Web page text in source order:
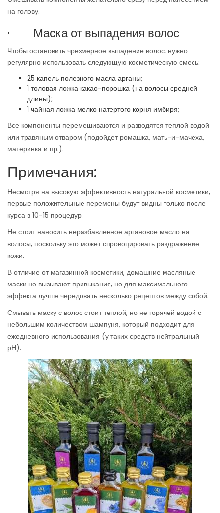
на голову.
· Маска от выпадения волос
Чтобы остановить чрезмерное выпадение волос, нужно
регулярно использовать следующую косметическую смесь:
25 капель полезного масла арганы;
1 толовая ложка какао-порошка (на волосы средней
длины);
1 чайная ложка мелко натертого корня имбиря;
Все компоненты перемешиваются и разводятся теплой водой
или травяным отваром (подойдет ромашка, мать-и-мачеха,
материнка и пр.).
Примечания:
Несмотря на высокую эффективность натуральной косметики,
первые положительные перемены будут видны только после
курса в 10-15 процедур.
Не стоит наносить неразбавленное аргановое масло на
волосы, поскольку это может спровоцировать раздражение
кожи.
В отличие от магазинной косметики, домашние масляные
маски не вызывают привыкания, но для максимального
эффекта лучше чередовать несколько рецептов между собой.
Смывать маску с волос стоит теплой, но не горячей водой с
небольшим количеством шампуня, который подходит для
ежедневного использования (у таких средств нейтральный
рН).